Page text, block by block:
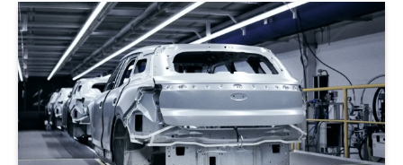
© DR